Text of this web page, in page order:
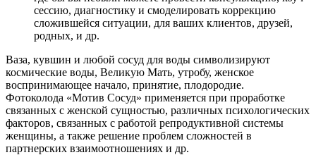
сессию, диагностику и смоделировать коррекцию
сложившейся ситуации, для ваших клиентов, друзей,
родных, и др.
Ваза, кувшин и любой сосуд для воды символизируют
космические воды, Великую Мать, утробу, женское
воспринимающее начало, принятие, плодородие.
Фотоколода «Мотив Сосуд» применяется при проработке
связанных с женской сущностью, различных психологических
факторов, связанных с работой репродуктивной системы
женщины, а также решение проблем сложностей в
партнерских взаимоотношениях и др.